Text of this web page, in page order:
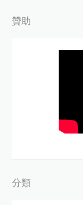
贊助
分類